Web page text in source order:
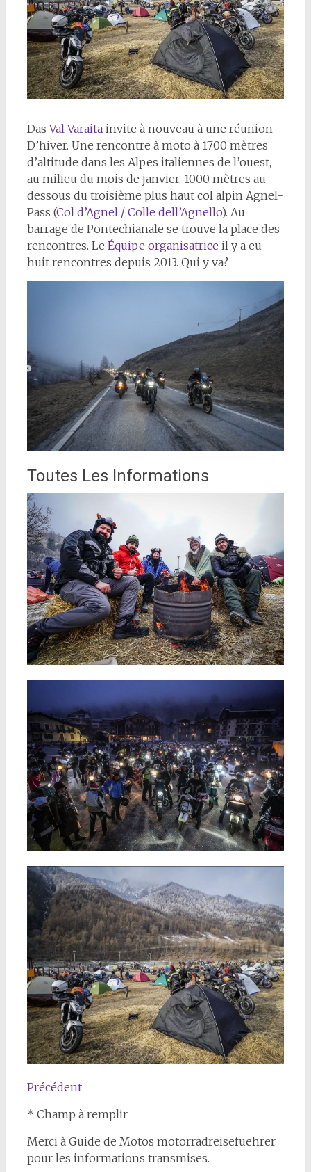
DasVal Varaitainvite à nouveau à une réunion
D’hiver. Une rencontre à moto à 1700 mètres
d’altitude dans les Alpes italiennes de l’ouest,
au milieu du mois de janvier. 1000 mètres au-
dessous du troisième plus haut col alpin Agnel-
Pass (Col d’Agnel / Colle dell’Agnello). Au
barrage de Pontechianale se trouve la place des
rencontres. Le Équipe organisatrice il y a eu
huit rencontres depuis 2013. Qui y va?
Toutes Les Informations
Précédent
* Champ à remplir
Merci à Guide de Motos motorradreisefuehrer
pour les informations transmises.